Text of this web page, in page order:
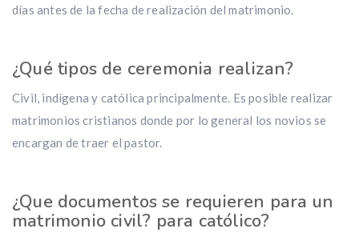
días antes de la fecha de realización del matrimonio.
¿Qué tipos de ceremonia realizan?
Civil, indígena y católica principalmente. Es posible realizar
matrimonios cristianos donde por lo general los novios se
encargan de traer el pastor.
¿Que documentos se requieren para un
matrimonio civil? para católico?